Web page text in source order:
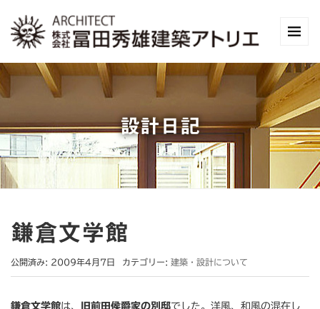
設計日記
鎌倉文学館
公開済み: 2009年4月7日 カテゴリー: 建築・設計について
鎌倉文学館は、 旧前田侯爵家の別邸でした。洋風、和風の混在し